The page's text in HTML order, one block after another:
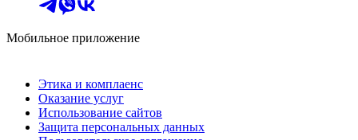
Мобильное приложение
Этика и комплаенс
Оказание услуг
Использование сайтов
Защита персональных данных